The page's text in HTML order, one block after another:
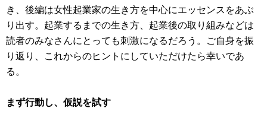
き、後編は女性起業家の生き方を中心にエッセンスをあぶ
り出す。起業するまでの生き方、起業後の取り組みなどは
読者のみなさんにとっても刺激になるだろう。ご自身を振
り返り、これからのヒントにしていただけたら幸いであ
る。
まず行動し、仮説を試す